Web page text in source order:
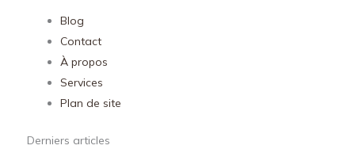
Blog
Contact
À propos
Services
Plan de site
Derniers articles